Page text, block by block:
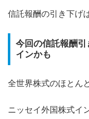
信託報酬の引き下げ
今回の信託報酬
インかも
全世界株式のほとん
ニッセイ外国株式イ